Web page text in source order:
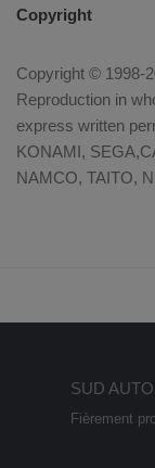
Copyright
Copyright © 1998-
Reproduction in
express written
KONAMI,
NAMCO, TAITO,
SUD
Fièrement